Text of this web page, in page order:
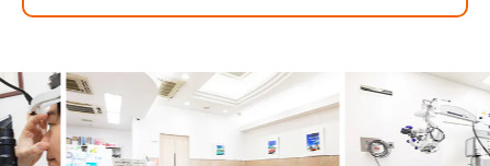
Previous Next